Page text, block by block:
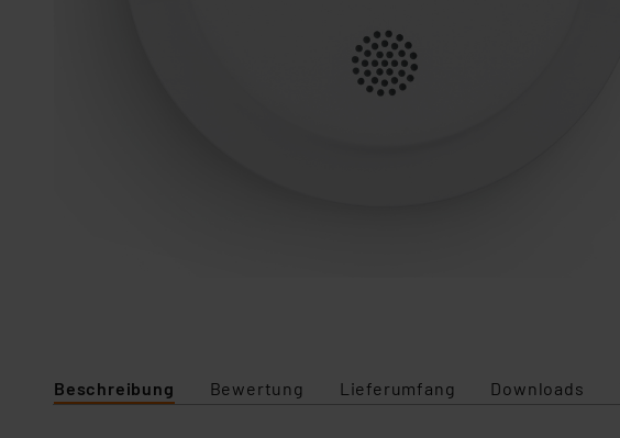
Beschreibung Bewertung Lieferumfang Downloads